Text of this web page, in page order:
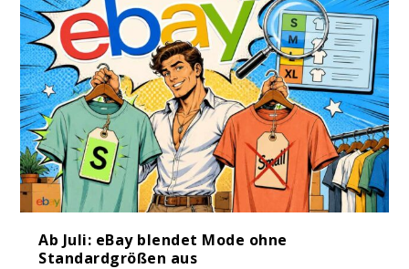
Ab Juli: eBay blendet Mode ohne
Standardgrößen aus